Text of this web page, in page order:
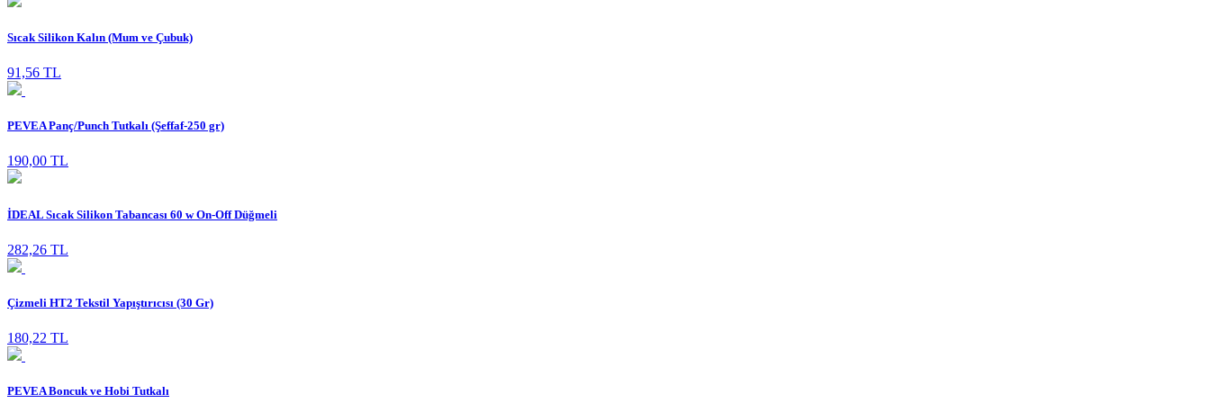
Sıcak Silikon Kalın (Mum ve Çubuk)
91,56 TL
PEVEA Panç/Punch Tutkalı (Şeffaf-250 gr)
190,00 TL
İDEAL Sıcak Silikon Tabancası 60 w On-Off Düğmeli
282,26 TL
Çizmeli HT2 Tekstil Yapıştırıcısı (30 Gr)
180,22 TL
PEVEA Boncuk ve Hobi Tutkalı